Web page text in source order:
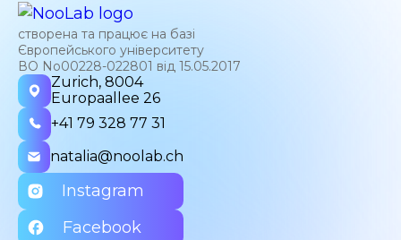
створена та працює на базі
Європейського університету
ВО No00228-022801 від 15.05.2017
Zurich, 8004
Europaallee 26
+41 79 328 77 31
natalia@noolab.ch
Instagram
Facebook